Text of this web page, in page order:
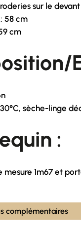
sur le devant
58 cm
cm
sèche-linge
:
mesure 1m67 et
complémentaires